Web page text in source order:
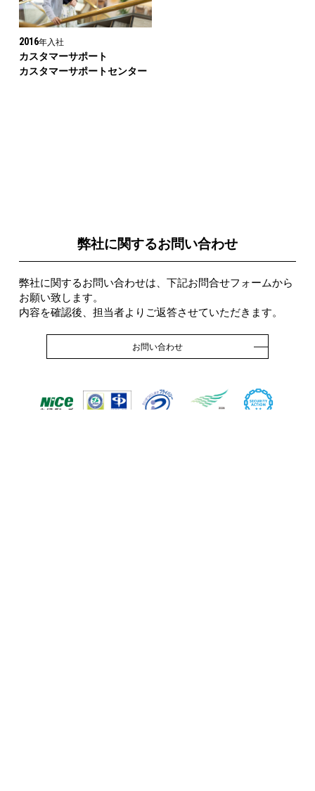
2016年入社
カスタマーサポート
カスタマーサポートセンター
弊社に関するお問い合わせ
弊社に関するお問い合わせは、下記お問合せフォームから
お願い致します。
内容を確認後、担当者よりご返答させていただきます。
お問い合わせ